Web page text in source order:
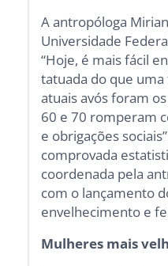
A antropóloga
Universidade
“Hoje, é mais fácil
tatuada do que
atuais avós foram
60 e 70 romperam
e obrigações
comprovada
coordenada pela
com o lançamento
envelhecimento e
Mulheres mais